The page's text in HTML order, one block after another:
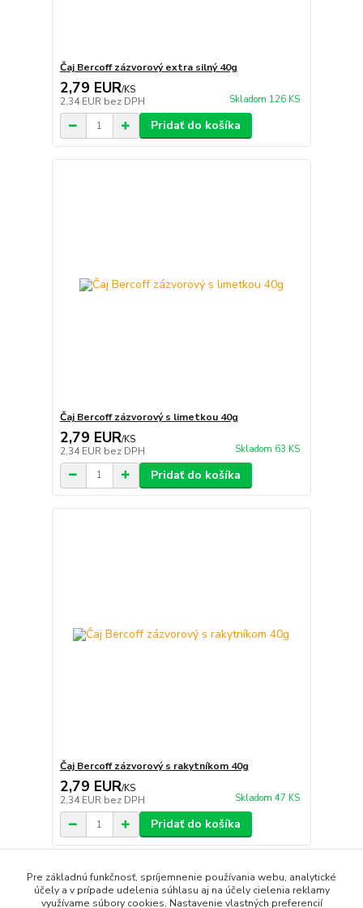
Čaj Bercoff zázvorový extra silný 40g
2,79 EUR/KS
2,34 EUR bez DPH Skladom 126 KS
Pridať do košíka
Čaj Bercoff zázvorový s limetkou 40g
2,79 EUR/KS
2,34 EUR bez DPH Skladom 63 KS
Pridať do košíka
Čaj Bercoff zázvorový s rakytníkom 40g
2,79 EUR/KS
2,34 EUR bez DPH Skladom 47 KS
Pridať do košíka
strana z 1
Pre základnú funkčnosť, spríjemnenie používania webu, analytické
účely a v prípade udelenia súhlasu aj na účely cielenia reklamy
využívame súbory cookies. Nastavenie vlastných preferencií